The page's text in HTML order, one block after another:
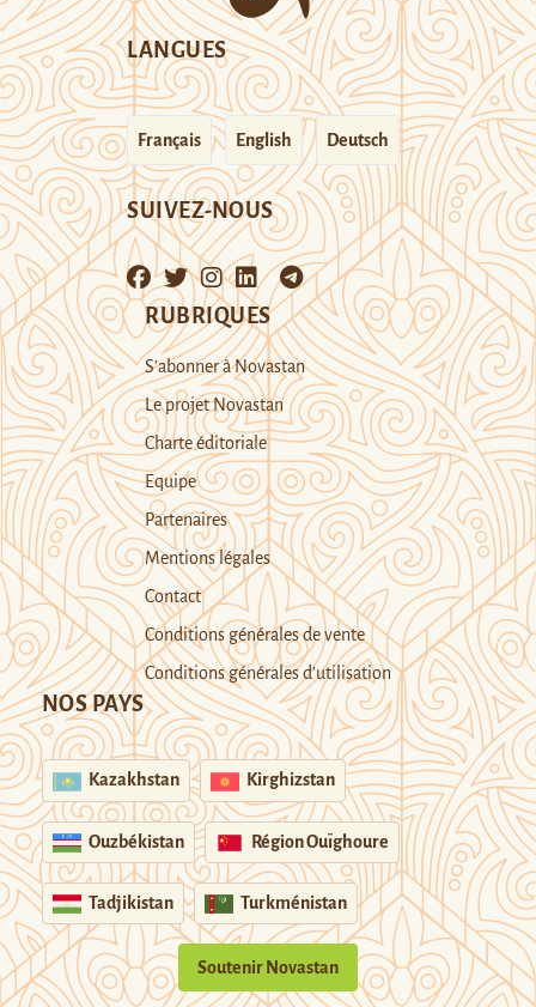
LANGUES
Français English Deutsch
SUIVEZ-NOUS
RUBRIQUES
S’abonner à Novastan
Le projet Novastan
Charte éditoriale
Equipe
Partenaires
Mentions légales
Contact
Conditions générales de vente
Conditions générales d’utilisation
NOS PAYS
Kazakhstan Kirghizstan
Ouzbékistan Région Ouïghoure
Tadjikistan Turkménistan
Soutenir Novastan